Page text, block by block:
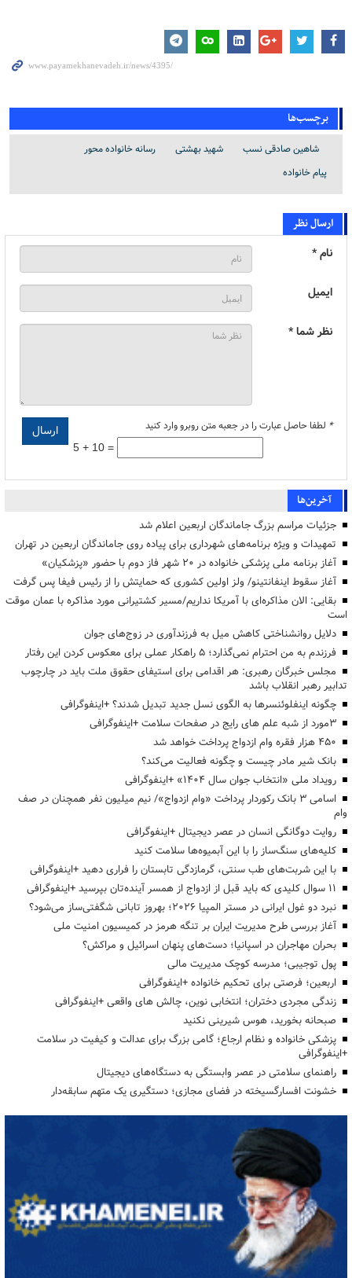
برچسب‌ها
شاهین صادقی نسب شهید بهشتی
رسانه خانواده محور
پیام خانواده
ارسال نظر
نام *
ایمیل
نظر شما *
* لطفا حاصل عبارت را در جعبه متن روبرو وارد کنید
5 + 10 =
آخرین‌ها
جزئیات مراسم بزرگ جاماندگان اربعین اعلام شد
تمهیدات و ویژه برنامه‌های شهرداری برای پیاده روی جاماندگان اربعین در تهران
آغاز برنامه ملی پزشکی خانواده در ۲۰ شهر فاز دوم با حضور «پزشکیان»
آغاز سقوط اینفانتینو/ ولز اولین کشوری که حمایتش را از رئیس فیفا پس گرفت
بقایی: الان مذاکره‌ای با آمریکا نداریم/مسیر کشتیرانی مورد مذاکره با عمان موقت
است
دلایل روانشناختی کاهش میل به فرزندآوری در زوج‌های جوان
فرزندم به من احترام نمی‌گذارد؛ ۵ راهکار عملی برای معکوس کردن این رفتار
مجلس خبرگان رهبری: هر اقدامی برای استیفای حقوق ملت باید در چارچوب
تدابیر رهبر انقلاب باشد
چگونه اینفلوئنسرها به الگوی نسل جدید تبدیل شدند؟ +اینفوگرافی
3مورد از شبه علم های رایج در صفحات سلامت +اینفوگرافی
۴۵۰ هزار فقره وام ازدواج پرداخت خواهد شد
بانک شیر مادر چیست و چگونه فعالیت می‌کند؟
رویداد ملی «انتخاب جوان سال ۱۴۰۴» +اینفوگرافی
اسامی ۳ بانک رکوردار پرداخت «وام ازدواج»/ نیم میلیون نفر همچنان در صف
وام
روایت دوگانگی انسان در عصر دیجیتال +اینفوگرافی
کلیه‌های سنگ‌ساز را با این آبمیوه‌ها سلامت کنید
با این شربت‌های طب سنتی، گرمازدگی تابستان را فراری دهید +اینفوگرافی
۱۱ سوال کلیدی که باید قبل از ازدواج از همسر آینده‌تان بپرسید +اینفوگرافی
نبرد دو غول ایرانی در مستر المپیا ۲۰۲۶؛ بهروز تابانی شگفتی‌ساز می‌شود؟
آغاز بررسی طرح مدیریت ایران بر تنگه هرمز در کمیسیون امنیت ملی
بحران مهاجران در اسپانیا؛ دست‌های پنهان اسرائیل و مراکش؟
پول توجیبی؛ مدرسه کوچک مدیریت مالی
اربعین؛ فرصتی برای تحکیم خانواده +اینفوگرافی
زندگی مجردی دختران؛ انتخابی نوین، چالش های واقعی +اینفوگرافی
صبحانه بخورید، هوس شیرینی نکنید
پزشکی خانواده و نظام ارجاع؛ گامی بزرگ برای عدالت و کیفیت در سلامت
+اینفوگرافی
راهنمای سلامتی در عصر وابستگی به دستگاه‌های دیجیتال
خشونت افسارگسیخته در فضای مجازی؛ دستگیری یک متهم سابقه‌دار